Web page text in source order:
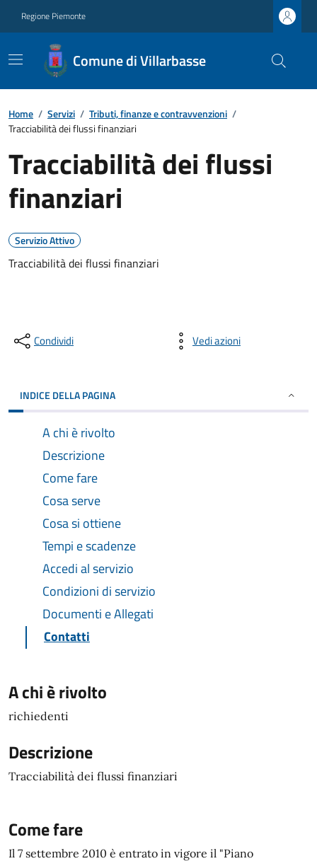
Regione Piemonte
Comune di Villarbasse
Home / Servizi / Tributi, finanze e contravvenzioni /
Tracciabilità dei flussi finanziari
Tracciabilità dei flussi
finanziari
Servizio Attivo
Tracciabilità dei flussi finanziari
Condividi Vedi azioni
INDICE DELLA PAGINA
A chi è rivolto
Descrizione
Come fare
Cosa serve
Cosa si ottiene
Tempi e scadenze
Accedi al servizio
Condizioni di servizio
Documenti e Allegati
Contatti
A chi è rivolto
richiedenti
Descrizione
Tracciabilità dei flussi finanziari
Come fare
Il 7 settembre 2010 è entrato in vigore il "Piano